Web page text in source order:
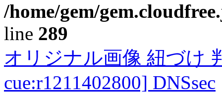
/home/gem/
line 289
オリジナル画像 紐づけ
cue:r1211402800] DNSsec